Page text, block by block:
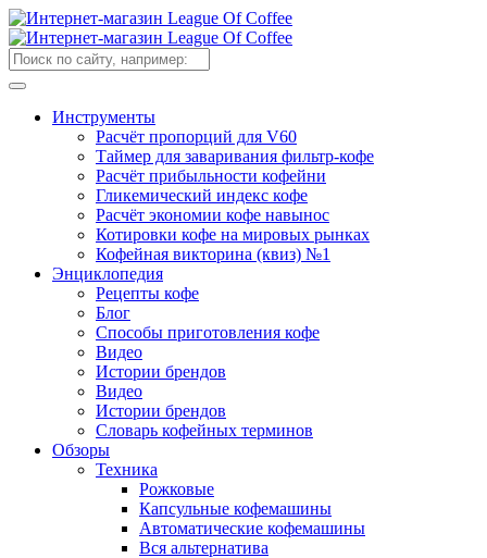
Инструменты
Расчёт пропорций для V60
Таймер для заваривания фильтр-кофе
Расчёт прибыльности кофейни
Гликемический индекс кофе
Расчёт экономии кофе навынос
Котировки кофе на мировых рынках
Кофейная викторина (квиз) №1
Энциклопедия
Рецепты кофе
Блог
Способы приготовления кофе
Видео
Истории брендов
Видео
Истории брендов
Словарь кофейных терминов
Обзоры
Техника
Рожковые
Капсульные кофемашины
Автоматические кофемашины
Вся альтернатива